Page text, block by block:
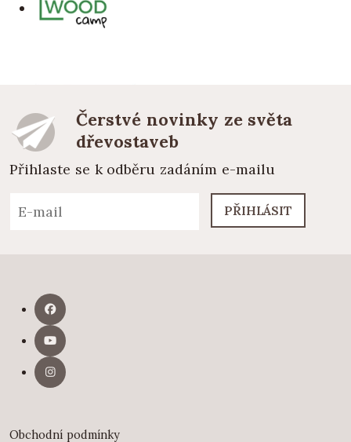
Čerstvé novinky ze světa
dřevostaveb
Přihlaste se k odběru zadáním e-mailu
PŘIHLÁSIT
Obchodní podmínky